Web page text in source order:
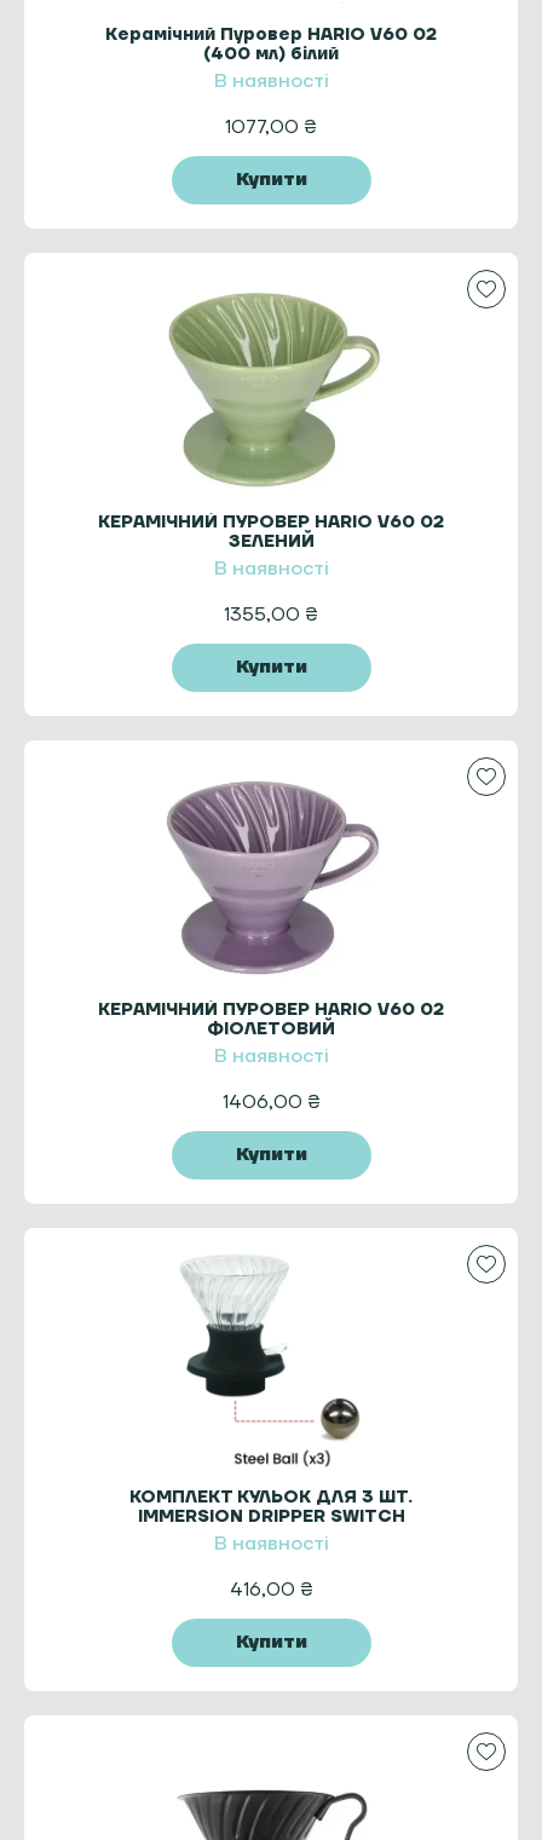
Керамічний Пуровер HARIO V60 02
(400 мл) білий
В наявності
1077,00 ₴
Купити
КЕРАМІЧНИЙ ПУРОВЕР HARIO V60 02
ЗЕЛЕНИЙ
В наявності
1355,00 ₴
Купити
КЕРАМІЧНИЙ ПУРОВЕР HARIO V60 02
ФІОЛЕТОВИЙ
В наявності
1406,00 ₴
Купити
КОМПЛЕКТ КУЛЬОК ДЛЯ 3 ШТ.
IMMERSION DRIPPER SWITCH
В наявності
416,00 ₴
Купити